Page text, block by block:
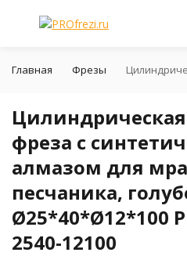
Главная Фрезы
фреза с
алмазом для
песчаника,
Ø25*40*Ø12*100
2540-12100